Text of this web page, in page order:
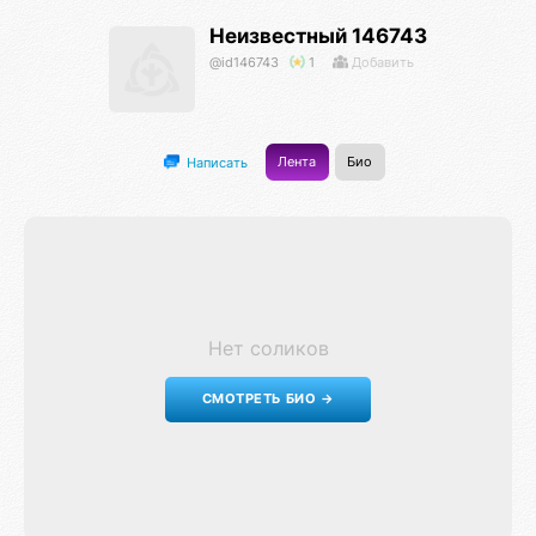
Неизвестный 146743
@id146743 1 Добавить
Написать Лента Био
Нет соликов
СМОТРЕТЬ БИО →